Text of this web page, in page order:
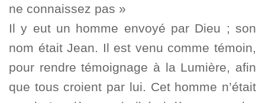
ne connaissez pas »
Il y eut un homme envoyé par Dieu ; son
nom était Jean. Il est venu comme témoin,
pour rendre témoignage à la Lumière, afin
que tous croient par lui. Cet homme n’était